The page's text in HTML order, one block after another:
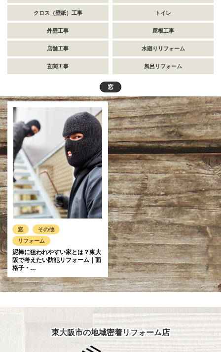
クロス（壁紙）工事 トイレ
外壁工事 屋根工事
店舗工事 水廻りリフォーム
玄関工事 風呂リフォーム
窓
窓
その他
リフォーム
泥棒に狙われやすい家とは？東大
阪で考えたい防犯リフォーム｜面
格子・…
東大阪市の地域密着リフォーム店